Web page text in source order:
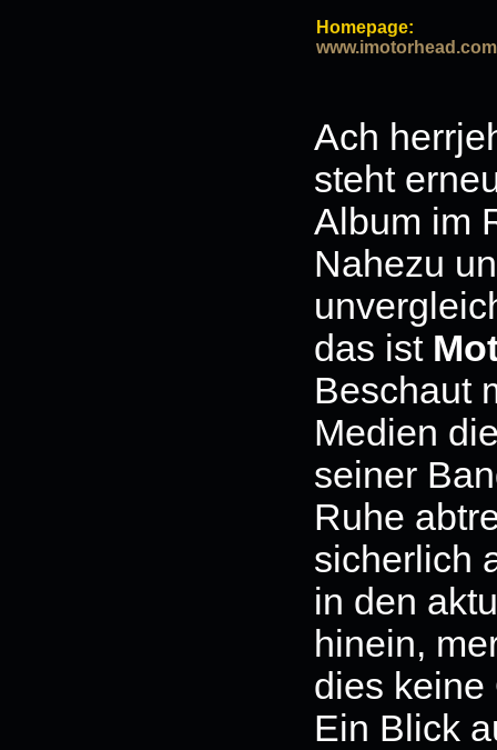
Homepage:
www.imotorhead.com
Ach
steht
Album im
Nahezu
das ist
Beschaut
Medien
seiner
Ruhe
sicherlich
in den
hinein,
dies keine
Ein Blick